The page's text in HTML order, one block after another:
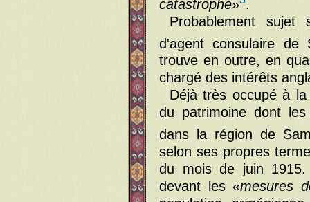
catastrophe» .
Probablement sujet
d'agent consulaire de
trouve en outre, en
chargé des intérêts
Déjà très occupé à
du patrimoine dont
dans la région de
selon ses propres
du mois de juin 1915.
devant les «mesures